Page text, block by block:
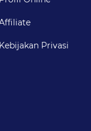
Kebijakan Privasi